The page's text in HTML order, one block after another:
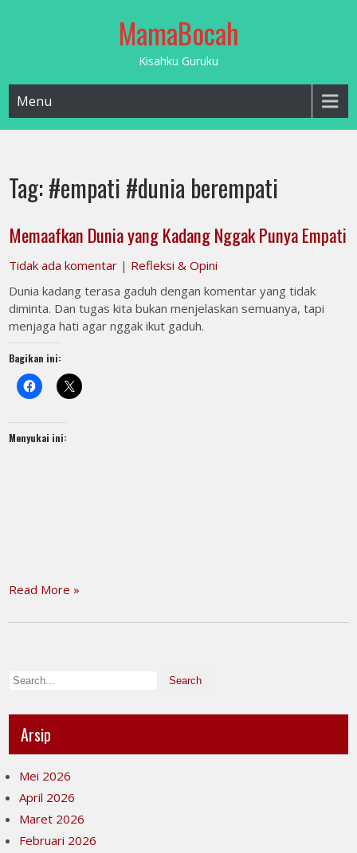
MamaBocah
Kisahku Guruku
Menu
Tag:#empati #dunia berempati
Memaafkan Dunia yang Kadang Nggak Punya Empati
Tidak ada komentar | Refleksi & Opini
Dunia kadang terasa gaduh dengan komentar yang tidak
diminta. Dan tugas kita bukan menjelaskan semuanya, tapi
menjaga hati agar nggak ikut gaduh.
Bagikan ini:
Menyukai ini:
Read More »
Arsip
Mei 2026
April 2026
Maret 2026
Februari 2026